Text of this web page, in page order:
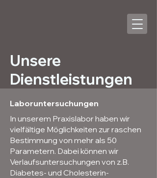
Unsere
Dienstleistungen
Laboruntersuchungen
In unserem Praxislabor haben wir
vielfältige Möglichkeiten zur raschen
Bestimmung von mehr als 50
Parametern. Dabei können wir
Verlaufsuntersuchungen von z.B.
Diabetes- und Cholesterin-